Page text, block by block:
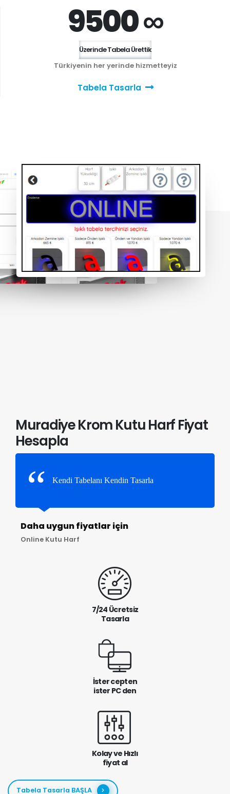
9500 ∞
Üzerinde Tabela Ürettik
Türkiyenin her yerinde hizmetteyiz
Tabela Tasarla
Muradiye Krom Kutu Harf Fiyat
Hesapla
Kendi Tabelanı Kendin Tasarla
Daha uygun fiyatlar için
Online Kutu Harf
7/24 Ücretsiz
Tasarla
İster cepten
ister PC den
Kolay ve Hızlı
fiyat al
Tabela Tasarla BAŞLA